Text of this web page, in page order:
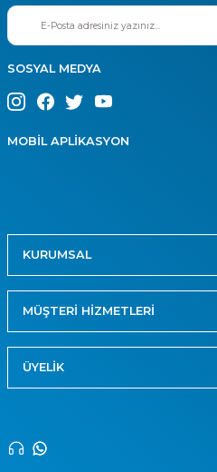
SOSYAL MEDYA
MOBİL APLİKASYON
KURUMSAL
MÜŞTERİ HİZMETLERİ
ÜYELİK